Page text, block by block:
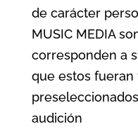
de carácter
MUSIC MEDIA
corresponden a
que estos fueran
audición